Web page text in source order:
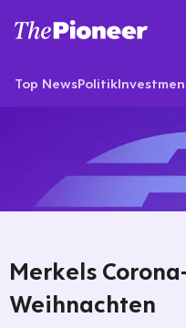
Top NewsPolitik
Merkels
Weihnachten